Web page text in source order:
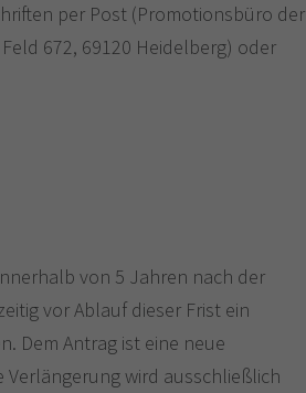
per Post (Promotionsbüro der
672, 69120 Heidelberg) oder
von 5 Jahren nach der
vor Ablauf dieser Frist ein
Dem Antrag ist eine neue
wird ausschließlich